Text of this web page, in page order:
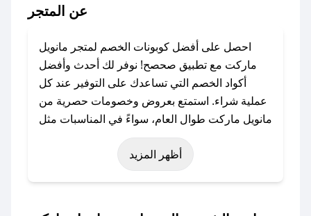
عن المتجر
احصل على أفضل كوبونات الخصم لمتجر مانويل
ماركت مع تطبيق صحصح! نوفر لك أحدث وأفضل
أكواد الخصم التي تساعدك على التوفير عند كل
عملية شراء. استمتع بعروض وخصومات حصرية من
مانويل ماركت طوال العام، سواءً في المناسبات مثل
عيد الفطر، عيد الأضحى، الجمعة البيضاء (شهر
نوفمبر)، رمضان، اليوم الوطني، يوم التأسيس، أو
حتى عروض خاصة أخرى.
أظهر المزيد